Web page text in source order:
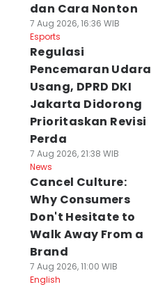
dan Cara Nonton
7 Aug 2026, 16:36 WIB
Esports
Regulasi
Pencemaran Udara
Usang, DPRD DKI
Jakarta Didorong
Prioritaskan Revisi
Perda
7 Aug 2026, 21:38 WIB
News
Cancel Culture:
Why Consumers
Don't Hesitate to
Walk Away From a
Brand
7 Aug 2026, 11:00 WIB
English